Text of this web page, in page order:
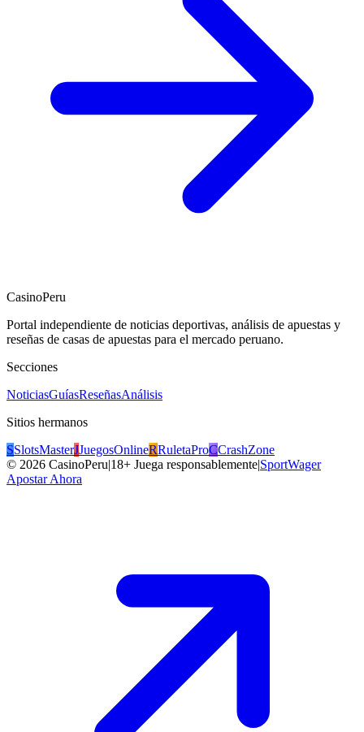
CasinoPeru
Portal independiente de noticias deportivas, análisis de apuestas y
reseñas de casas de apuestas para el mercado peruano.
Secciones
NoticiasGuíasReseñasAnálisis
Sitios hermanos
SSlotsMasterJJuegosOnlineRRuletaProCCrashZone
© 2026 CasinoPeru|18+ Juega responsablemente|SportWager
Apostar Ahora